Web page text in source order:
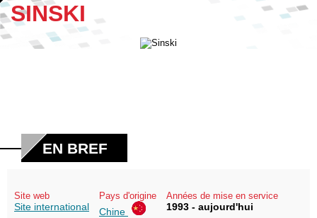
SINSKI
EN BREF
Site web
Site international
Pays d'origine
Chine
Années de mise en service
1993 - aujourd'hui